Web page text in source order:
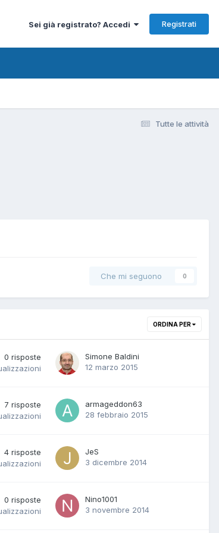
Sei già registrato? Accedi Registrati
Tutte le attività
Che mi seguono 0
ORDINA PER
0 risposte
Simone Baldini
12 marzo 2015
7 risposte
armageddon63
28 febbraio 2015
4 risposte
JeS
3 dicembre 2014
0 risposte
Nino1001
3 novembre 2014